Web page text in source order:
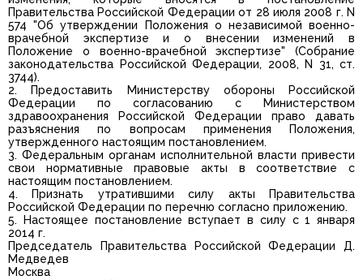
Правительства Российской Федерации от 28 июля 2008 г. N
574 "Об утверждении Положения о независимой военно-
врачебной экспертизе и о внесении изменений в
Положение о военно-врачебной экспертизе" (Собрание
законодательства Российской Федерации, 2008, N 31, ст.
3744).
2. Предоставить Министерству обороны Российской
Федерации по согласованию с Министерством
здравоохранения Российской Федерации право давать
разъяснения по вопросам применения Положения,
утвержденного настоящим постановлением.
3. Федеральным органам исполнительной власти привести
свои нормативные правовые акты в соответствие с
настоящим постановлением.
4. Признать утратившими силу акты Правительства
Российской Федерации по перечню согласно приложению.
5. Настоящее постановление вступает в силу с 1 января
2014 г.
Председатель Правительства Российской Федерации Д.
Медведев
Москва